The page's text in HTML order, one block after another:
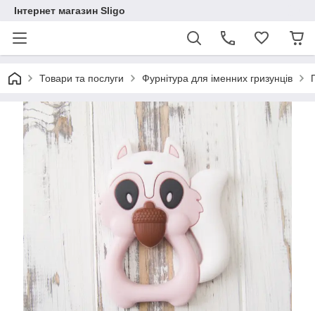
Інтернет магазин Sligo
Товари та послуги Фурнітура для іменних гризунців